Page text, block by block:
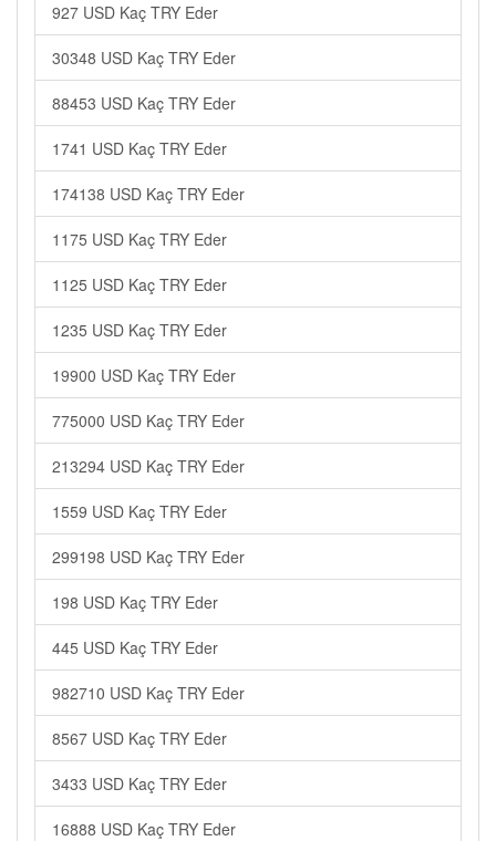
927 USD Kaç TRY Eder
30348 USD Kaç TRY Eder
88453 USD Kaç TRY Eder
1741 USD Kaç TRY Eder
174138 USD Kaç TRY Eder
1175 USD Kaç TRY Eder
1125 USD Kaç TRY Eder
1235 USD Kaç TRY Eder
19900 USD Kaç TRY Eder
775000 USD Kaç TRY Eder
213294 USD Kaç TRY Eder
1559 USD Kaç TRY Eder
299198 USD Kaç TRY Eder
198 USD Kaç TRY Eder
445 USD Kaç TRY Eder
982710 USD Kaç TRY Eder
8567 USD Kaç TRY Eder
3433 USD Kaç TRY Eder
16888 USD Kaç TRY Eder